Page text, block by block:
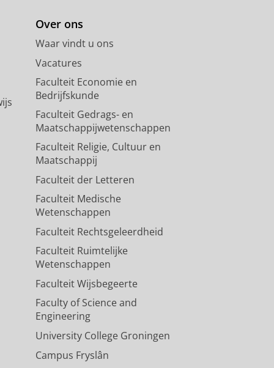
Over ons
Waar vindt u ons
Vacatures
Faculteit Economie en
Bedrijfskunde
Faculteit Gedrags- en
Maatschappijwetenschappen
Faculteit Religie, Cultuur en
Maatschappij
Faculteit der Letteren
Faculteit Medische
Wetenschappen
Faculteit Rechtsgeleerdheid
Faculteit Ruimtelijke
Wetenschappen
Faculteit Wijsbegeerte
Faculty of Science and
Engineering
University College Groningen
Campus Fryslân